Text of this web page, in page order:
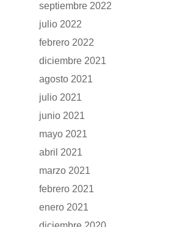
septiembre 2022
julio 2022
febrero 2022
diciembre 2021
agosto 2021
julio 2021
junio 2021
mayo 2021
abril 2021
marzo 2021
febrero 2021
enero 2021